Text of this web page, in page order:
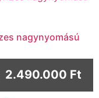
nagynyomású
2.490.000 Ft